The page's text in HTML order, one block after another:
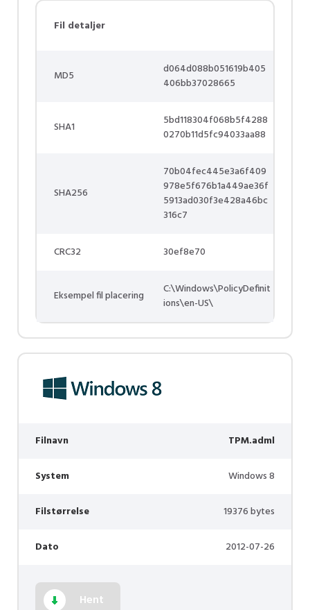
Fil detaljer
MD5
d064d088b051619b405
406bb37028665
SHA1
5bd118304f068b5f4288
0270b11d5fc94033aa88
SHA256
70b04fec445e3a6f409
978e5f676b1a449ae36f
5913ad030f3e428a46bc
316c7
CRC32 30ef8e70
Eksempel fil placering
C:\Windows\PolicyDefinit
ions\en-US\
Filnavn TPM.adml
System Windows 8
Filstørrelse 19376 bytes
Dato 2012-07-26
Hent